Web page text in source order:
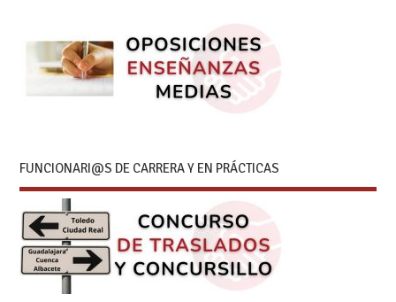
FUNCIONARI@S DE CARRERA Y EN PRÁCTICAS